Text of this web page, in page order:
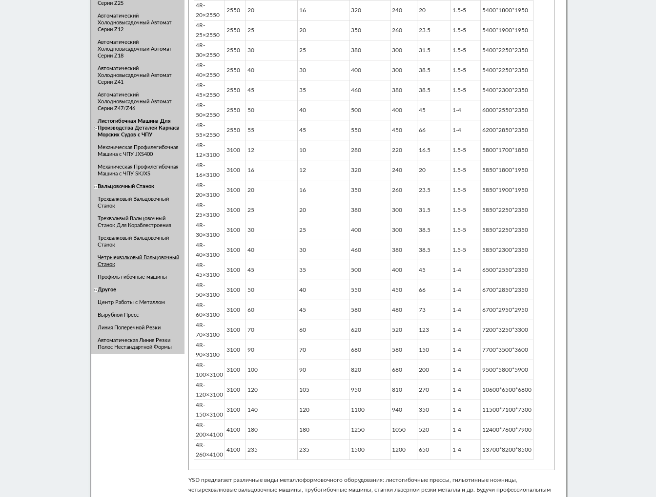
Серии Z25
Автоматический
Холодновысадочный Автомат
Серии Z12
Автоматический
Холодновысадочный Автомат
Серии Z18
Автоматический
Холодновысадочный Автомат
Серии Z41
Автоматический
Холодновысадочный Автомат
Серии Z47/Z46
Листогибочная Машина Для
Производства Деталей Каркаса
Морских Судов с ЧПУ
Механическая Профилегибочная
Машина с ЧПУ JXS400
Механическая Профилегибочная
Машина с ЧПУ SKJXS
Вальцовочный Станок
Трехвалковый Вальцовочный
Станок
Трехвальвый Вальцовочный
Станок Для Кораблестроения
Трехвалковый Вальцовочный
Станок
Четрыехвалковый Вальцовочный
Станок
Профиль гибочные машины
Другое
Центр Работы с Металлом
Вырубной Пресс
Линия Поперечной Резки
Автоматическая Линия Резки
Полос Нестандартной Формы
4R-
20×2550
2550 20 16 320 240 20 1.5-5 5400*1800*1950
4R-
25×2550
2550 25 20 350 260 23.5 1.5-5 5400*1900*1950
4R-
30×2550
2550 30 25 380 300 31.5 1.5-5 5400*2250*2350
4R-
40×2550
2550 40 30 400 300 38.5 1.5-5 5400*2250*2350
4R-
45×2550
2550 45 35 460 380 38.5 1.5-5 5400*2300*2350
4R-
50×2550
2550 50 40 500 400 45 1-4 6000*2550*2350
4R-
55×2550
2550 55 45 550 450 66 1-4 6200*2850*2350
4R-
12×3100
3100 12 10 280 220 16.5 1.5-5 5800*1700*1850
4R-
16×3100
3100 16 12 320 240 20 1.5-5 5850*1800*1950
4R-
20×3100
3100 20 16 350 260 23.5 1.5-5 5850*1900*1950
4R-
25×3100
3100 25 20 380 300 31.5 1.5-5 5850*2250*2350
4R-
30×3100
3100 30 25 400 300 38.5 1.5-5 5850*2250*2350
4R-
40×3100
3100 40 30 460 380 38.5 1.5-5 5850*2300*2350
4R-
45×3100
3100 45 35 500 400 45 1-4 6500*2550*2350
4R-
50×3100
3100 50 40 550 450 66 1-4 6700*2850*2350
4R-
60×3100
3100 60 45 580 480 73 1-4 6700*2950*2950
4R-
70×3100
3100 70 60 620 520 123 1-4 7200*3250*3300
4R-
90×3100
3100 90 70 680 580 150 1-4 7700*3500*3600
4R-
100×3100
3100 100 90 820 680 200 1-4 9500*5800*5900
4R-
120×3100
3100 120 105 950 810 270 1-4 10600*6500*6800
4R-
150×3100
3100 140 120 1100 940 350 1-4 11500*7100*7300
4R-
200×4100
4100 180 180 1250 1050 520 1-4 12400*7600*7900
4R-
260×4100
4100 235 235 1500 1200 650 1-4 13700*8200*8500
YSD предлагает различные виды металлоформовочного оборудования: листогибочные прессы, гильотинные ножницы,
четырехвалковые вальцовочные машины, трубогибочные машины, станки лазерной резки металла и др. Будучи профессиональным